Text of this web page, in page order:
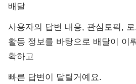
배달
사용자의 답변 내용, 관심토픽,
활동 정보를 바탕으로 배달이 이
확하고
빠른 답변이 달릴거예요.